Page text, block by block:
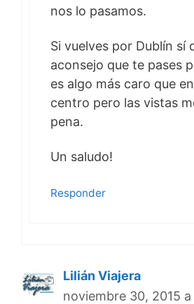
nos lo pasamos.
Si vuelves por Dublín sí
aconsejo que te pases
es algo más caro que
centro pero las vistas
pena.
Un saludo!
Responder
Lilián Viajera
noviembre 30, 2015